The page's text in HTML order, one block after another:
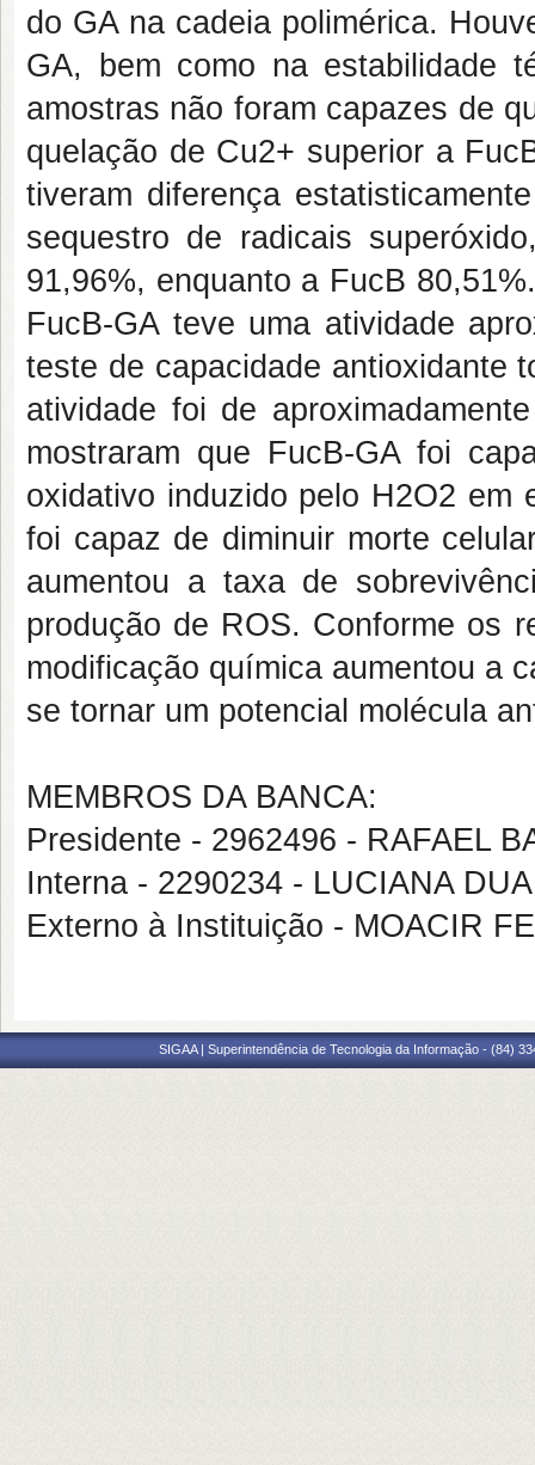
do GA na cadeia polimérica.
GA, bem como na estabilidade
amostras não foram capazes de
quelação de Cu2+ superior a
tiveram diferença
sequestro de radicais
91,96%, enquanto a FucB
FucB-GA teve uma atividade
teste de capacidade antioxidante
atividade foi de
mostraram que FucB-GA foi
oxidativo induzido pelo H2O2 em
foi capaz de diminuir morte
aumentou a taxa de
produção de ROS. Conforme os
modificação química aumentou a
se tornar um potencial molécula
MEMBROS DA BANCA:
Presidente - 2962496 - RAFAEL
Interna - 2290234 - LUCIANA
Externo à Instituição - MOACIR
SIGAA | Superintendência de Tecnologia da Informação - (84)